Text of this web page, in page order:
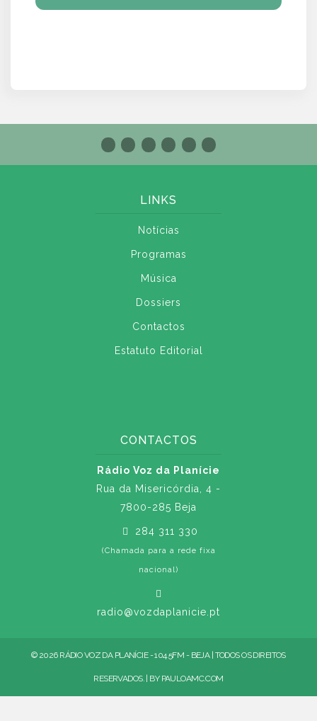
LINKS
Notícias
Programas
Música
Dossiers
Contactos
Estatuto Editorial
CONTACTOS
Rádio Voz da Planície
Rua da Misericórdia, 4 -
7800-285 Beja
284 311 330
(Chamada para a rede fixa
nacional)
radio@vozdaplanicie.pt
© 2026 RÁDIO VOZ DA PLANÍCIE - 104.5FM - BEJA | TODOS OS DIREITOS
RESERVADOS. | BY PAULOAMC.COM